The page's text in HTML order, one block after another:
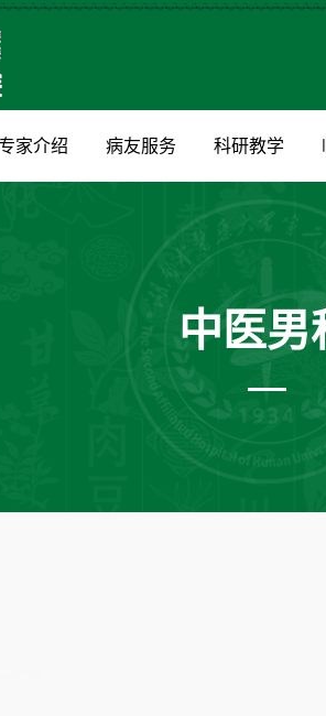
家介绍 病友服务 科研教学
中医男